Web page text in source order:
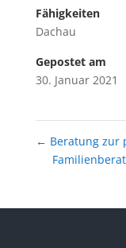
Fähigkeiten
Dachau
Gepostet am
30. Januar 2021
← Beratung zur